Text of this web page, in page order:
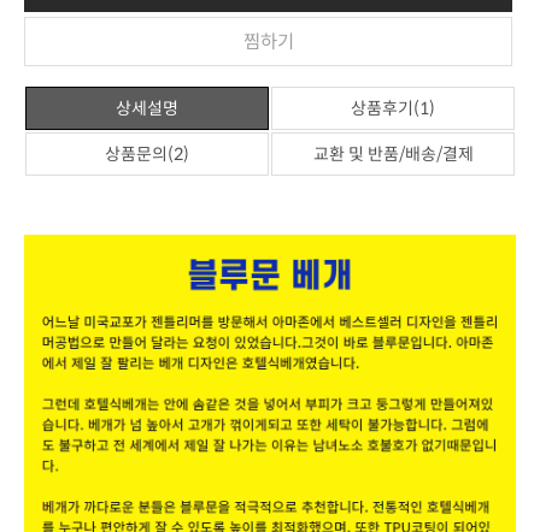
찜하기
상세설명 상품후기(1)
상품문의(2) 교환 및 반품/배송/결제